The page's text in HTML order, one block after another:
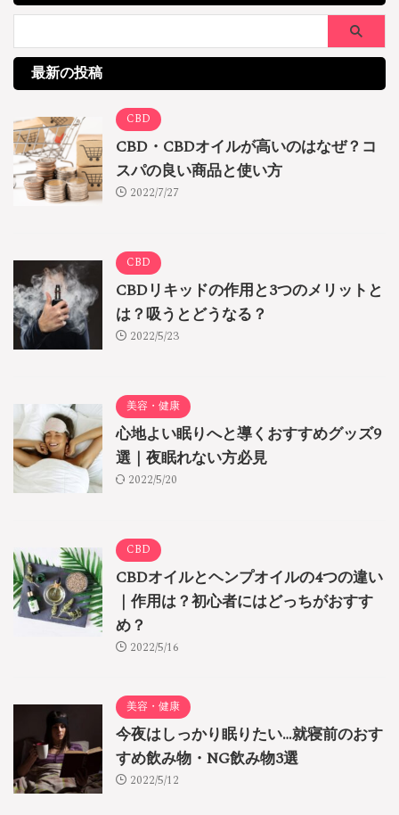
最新の投稿
CBD
CBD・CBDオイルが高いのはなぜ？コ
スパの良い商品と使い方
2022/7/27
CBD
CBDリキッドの作用と3つのメリットと
は？吸うとどうなる？
2022/5/23
美容・健康
心地よい眠りへと導くおすすめグッズ9
選｜夜眠れない方必見
2022/5/20
CBD
CBDオイルとヘンプオイルの4つの違い
｜作用は？初心者にはどっちがおすす
め？
2022/5/16
美容・健康
今夜はしっかり眠りたい…就寝前のおす
すめ飲み物・NG飲み物3選
2022/5/12